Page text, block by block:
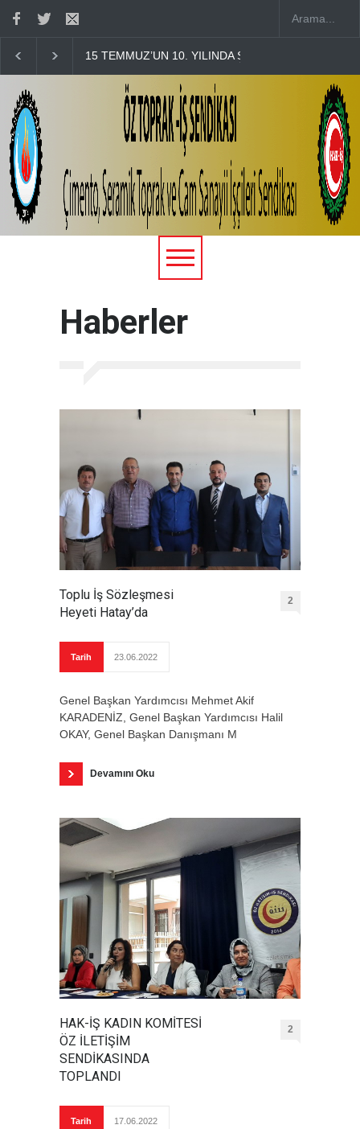
BAŞINDA DUALARLA ANDIK ÖZ TOPRAK-İŞ, 15 TEMMUZ
Haberler
Toplu İş Sözleşmesi
Heyeti Hatay’da
2
Tarih 23.06.2022
Genel Başkan Yardımcısı Mehmet Akif
KARADENİZ, Genel Başkan Yardımcısı Halil
OKAY, Genel Başkan Danışmanı M
Devamını Oku
HAK-İŞ KADIN KOMİTESİ
ÖZ İLETİŞİM
SENDİKASINDA
TOPLANDI
2
Tarih 17.06.2022